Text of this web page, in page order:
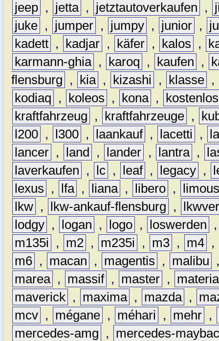
jeep , jetta , jetztautoverkaufen ,
juke , jumper , jumpy , junior ,
kadett , kadjar , käfer , kalos ,
karmann-ghia , karoq , kaufen ,
flensburg
, kia , kizashi , klasse ,
kodiaq
, koleos , kona ,
kostenlos
kraftfahrzeug
, kraftfahrzeuge ,
l200 , l300 , laankauf , lacetti ,
lancer , land , lander , lantra ,
laverkaufen
, lc , leaf , legacy ,
lexus
, lfa , liana , libero ,
lkw , lkw-ankauf-flensburg ,
lodgy , logan , logo , loswerden
m135i
, m2 , m235i , m3 , m4 ,
m6 , macan , magentis , malibu
marea , massif , master ,
materia
maverick , maxima , mazda ,
mcv , mégane , méhari , mehr ,
mercedes-amg
,
mercedes-